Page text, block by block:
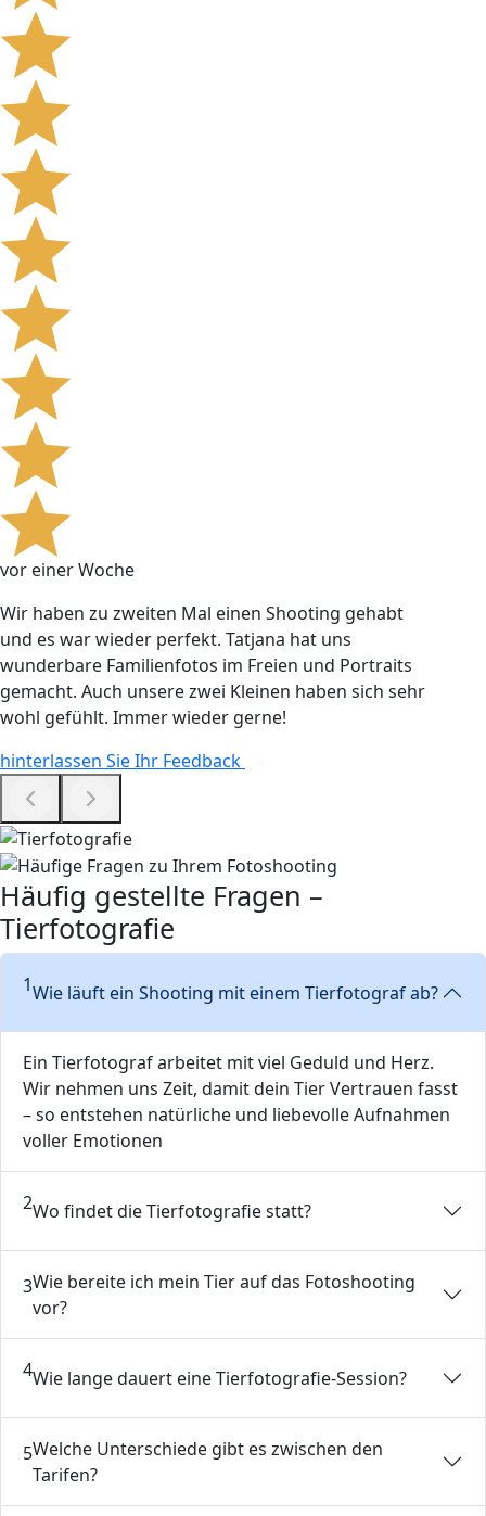
vor einer Woche
Wir haben zu zweiten Mal einen Shooting gehabt
und es war wieder perfekt. Tatjana hat uns
wunderbare Familienfotos im Freien und Portraits
gemacht. Auch unsere zwei Kleinen haben sich sehr
wohl gefühlt. Immer wieder gerne!
hinterlassen Sie Ihr Feedback
Häufig gestellte Fragen –
Tierfotografie
1Wie läuft ein Shooting mit einem Tierfotograf ab?
Ein Tierfotograf arbeitet mit viel Geduld und Herz.
Wir nehmen uns Zeit, damit dein Tier Vertrauen fasst
– so entstehen natürliche und liebevolle Aufnahmen
voller Emotionen
2Wo findet die Tierfotografie statt?
3Wie bereite ich mein Tier auf das Fotoshooting
vor?
4Wie lange dauert eine Tierfotografie-Session?
5Welche Unterschiede gibt es zwischen den
Tarifen?